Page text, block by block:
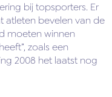
bij topsporters. Er
atleten bevelen van de
moeten winnen
zoals een
2008 het laatst nog